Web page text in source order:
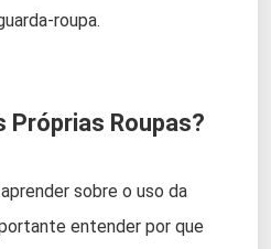
roupa.
Próprias Roupas?
sobre o uso da
entender por que